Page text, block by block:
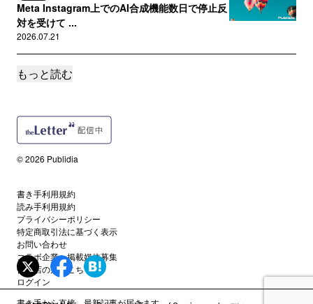
Meta Instagram上でのAI合成機能数日で停止反
対を受けて ...
2026.07.21
誰でも
2026.07.13
マーケターが立ち上げた書籍のAIライセンシン
2026.07.06
誰でも
Google Discoverに「見出しテクニック」は効
いていなかった...
2026.06.29
もっと読む
© 2026 Publidia
書き手利用規約
読み手利用規約
プライバシーポリシー
特定商取引法に基づく表示
お問い合わせ
コラボ企業・掲載媒体募集
代理店の方はこちら
ログイン